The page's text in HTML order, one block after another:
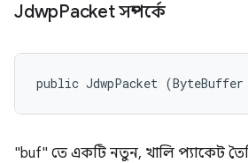
JdwpPacket সম্পর্কে
public JdwpPacket
"buf" তে একটি নতুন, খালি প্যাকেট